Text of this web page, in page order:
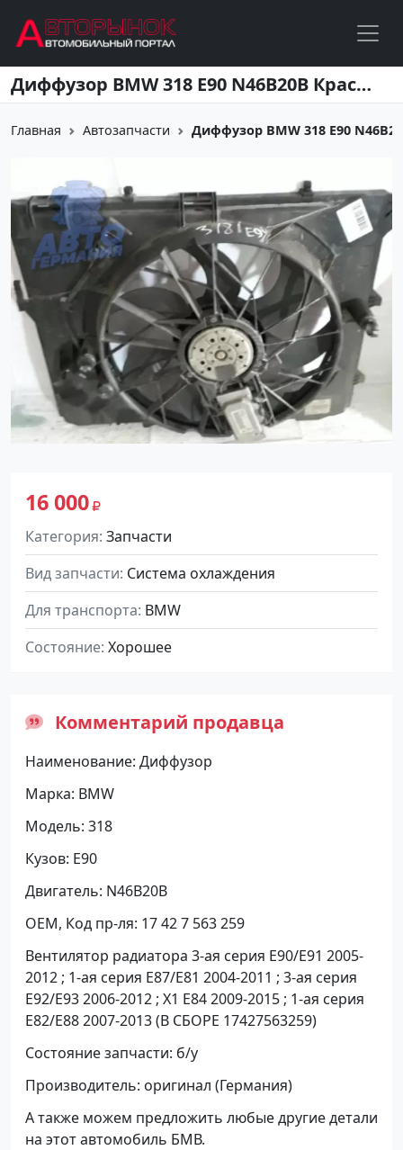
Перейти к основному содержанию Диффузор BMW 318 E90 N46B20B Краснодар
Главная Автозапчасти Диффузор BMW 318 E90
16 000
Категория Запчасти
Вид запчасти Система охлаждения
Для транспорта BMW
Состояние Хорошее
Комментарий продавца
Наименование: Диффузор
Марка: BMW
Модель: 318
Кузов: E90
Двигатель: N46B20B
OEM, Код пр-ля: 17 42 7 563 259
Вентилятор радиатора 3-ая серия E90/E91 2005-
2012 ; 1-ая серия E87/E81 2004-2011 ; 3-ая серия
E92/E93 2006-2012 ; X1 E84 2009-2015 ; 1-ая серия
E82/E88 2007-2013 (В СБОРЕ 17427563259)
Состояние запчасти: б/у
Производитель: оригинал (Германия)
А также можем предложить любые другие детали
на этот автомобиль БМВ.